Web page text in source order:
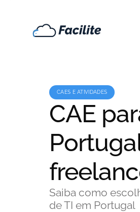
CAES E ATIVIDADES
CAE
Saiba como
de TI em Portugal